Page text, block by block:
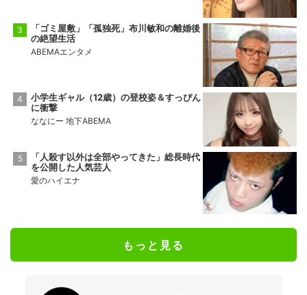
「ゴミ屋敷」「孤独死」布川敏和の離婚後
の絶望生活
ABEMAエンタメ
小学生ギャル（12歳）の登校姿＆すっぴん
に衝撃
ななにー 地下ABEMA
「人殺す以外は全部やってきた」総長時代
を公開した人気芸人
愛のハイエナ
もっと見る